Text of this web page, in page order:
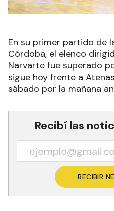
En su primer partido de
Córdoba, el elenco
Narvarte fue superado
sigue hoy frente a
sábado por la mañana
Recibí las
RECIBIR